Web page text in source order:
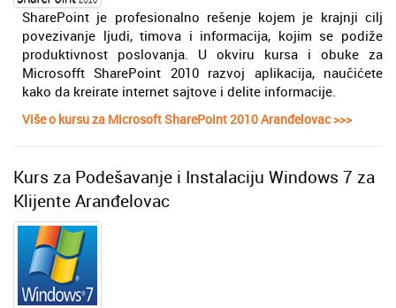
SharePoint je profesionalno rešenje kojem je krajnji cilj
povezivanje ljudi, timova i informacija, kojim se podiže
produktivnost poslovanja. U okviru kursa i obuke za
Microsofft SharePoint 2010 razvoj aplikacija, naučićete
kako da kreirate internet sajtove i delite informacije.
Više o kursu za Microsoft SharePoint 2010 Aranđelovac >>>
Kurs za Podešavanje i Instalaciju Windows 7 za
Klijente Aranđelovac